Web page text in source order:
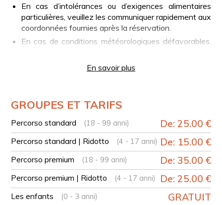
En cas d’intolérances ou d’exigences alimentaires
particulières, veuillez les communiquer rapidement aux
coordonnées fournies après la réservation.
En cas de conditions météorologiques défavorables,
ou adaptée afin de garantir le bon déroulement de
Accueil à la cave
Toast de bienvenue avec Spumante Extra Brut
Visite guidée des vignobles jusqu’à la zone de
transformation
Dégustations de vins et de produits typiques selon le
parcours choisi
PARCOURS STANDARD
LES BLANCS DU TABURNO
En savoir plus
GROUPES ET TARIFS
Percorso standard (18 - 99 anni) De: 25.00 €
Percorso standard | Ridotto (4 - 17 anni) De: 15.00 €
Percorso premium (18 - 99 anni) De: 35.00 €
Percorso premium | Ridotto (4 - 17 anni) De: 25.00 €
Les enfants (0 - 3 anni) GRATUIT